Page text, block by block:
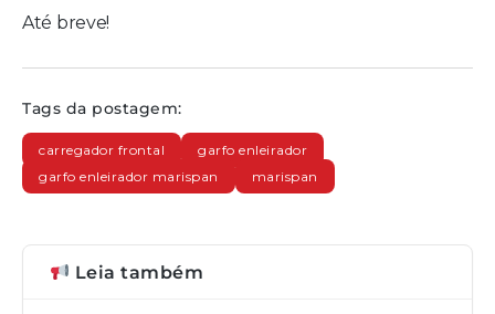
Até breve!
Tags da postagem:
carregador frontal
garfo enleirador
garfo enleirador marispan
marispan
Leia também